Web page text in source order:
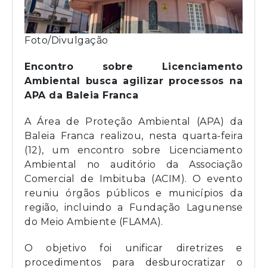
Foto/Divulgação
Encontro sobre Licenciamento
Ambiental busca agilizar processos na
APA da Baleia Franca
A Área de Proteção Ambiental (APA) da
Baleia Franca realizou, nesta quarta-feira
(12), um encontro sobre Licenciamento
Ambiental no auditório da Associação
Comercial de Imbituba (ACIM). O evento
reuniu órgãos públicos e municípios da
região, incluindo a Fundação Lagunense
do Meio Ambiente (FLAMA).
O objetivo foi unificar diretrizes e
procedimentos para desburocratizar o